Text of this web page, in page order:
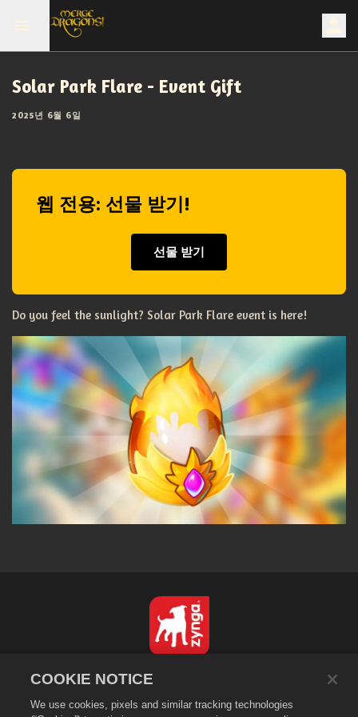
Solar Park Flare - Event Gift
2025년 6월 6일
웹 전용: 선물 받기!
선물 받기
Do you feel the sunlight? Solar Park Flare event is here!
개인정보 보호정책
COOKIE NOTICE
We use cookies, pixels and similar tracking technologies